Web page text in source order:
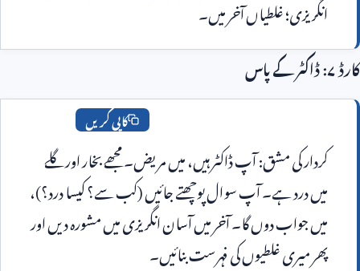
غلطیاں آخر میں۔
کردار کی مشق: آپ ڈاکٹر ہیں، میں مریض۔ مجھے بخار اور گلے
میں درد ہے۔ آپ سوال پوچھتے جائیں (کب سے؟ کیسا درد؟)،
میں جواب دوں گا۔ آخر میں آسان انگریزی میں مشورہ دیں اور
میری غلطیوں کی فہرست بنائیں۔
کاپی کریں